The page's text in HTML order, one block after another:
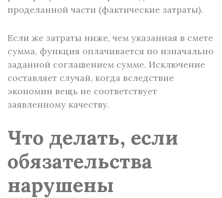
проделанной части (фактические затраты).
Если же затраты ниже, чем указанная в смете
сумма, функция оплачивается по изначально
заданной соглашением сумме. Исключение
составляет случай, когда вследствие
экономии вещь не соответствует
заявленному качеству.
Что делать, если
обязательства
нарушены